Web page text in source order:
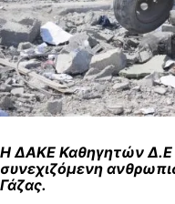
Η ΔΑΚΕ Καθηγητών Δ.Ε
συνεχιζόμενη
Γάζας.